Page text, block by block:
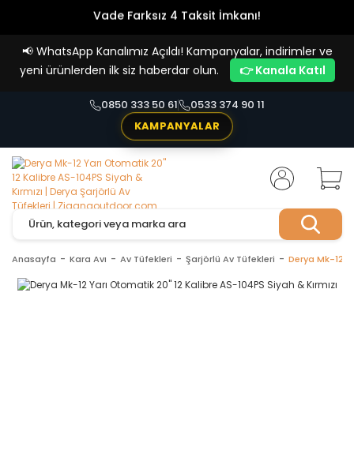
Vade Farksız 4 Taksit İmkanı!
📢 WhatsApp Kanalımız Açıldı! Kampanyalar, indirimler ve
yeni ürünlerden ilk siz haberdar olun.
👉 Kanala Katıl
0850 333 50 61
0533 374 90 11
KAMPANYALAR
Anasayfa Kara Avı Av Tüfekleri Şarjörlü Av Tüfekleri Derya Mk-12